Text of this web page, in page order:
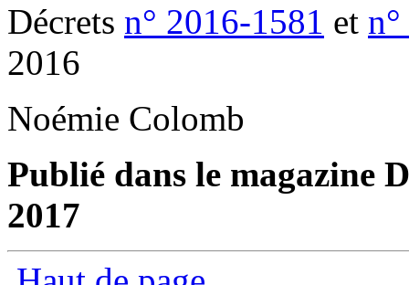
Décrets n° 2016-1581 et
2016
Noémie Colomb
Publié dans le magazine
2017